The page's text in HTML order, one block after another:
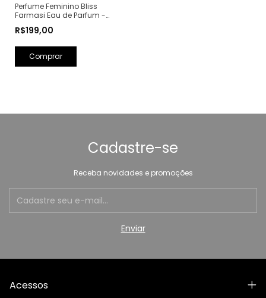
Perfume Feminino Bliss
Farmasi Eau de Parfum -
Jean Paul Gaultier)
R$199,00
Cadastre-se
Receba novidades e promoções
Acessos